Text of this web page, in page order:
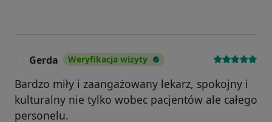
Gerda Weryfikacja wizyty
Bardzo miły i zaangażowany lekarz, spokojny i
kulturalny nie tylko wobec pacjentów ale całego
personelu.